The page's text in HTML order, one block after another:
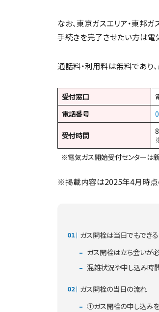
なお、東京ガスエリア・東邦
手続きを完了させたい方は電
通話料・利用料は無料であり
受付窓口
電話番号
受付時間
※電気ガス開始受付センターは
※掲載内容は2025年4月時点
ガス開栓は当日でもでき
ガス開栓は立ち会いが
混雑状況や申し込み時
ガス開栓の当日の流れ
①ガス開栓の申し込み